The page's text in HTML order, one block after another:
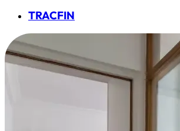
TRACFIN